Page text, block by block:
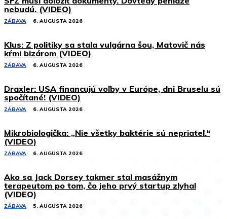
nebudú. (VIDEO)
ZÁBAVA 6. AUGUSTA 2026
Klus: Z politiky sa stala vulgárna šou, Matovič nás
kŕmi bizárom (VIDEO)
ZÁBAVA 6. AUGUSTA 2026
Draxler: USA financujú voľby v Európe, dni Bruselu sú
spočítané! (VIDEO)
ZÁBAVA 6. AUGUSTA 2026
Mikrobiologička: „Nie všetky baktérie sú nepriateľ.“
(VIDEO)
ZÁBAVA 6. AUGUSTA 2026
Ako sa Jack Dorsey takmer stal masážnym
terapeutom po tom, čo jeho prvý startup zlyhal
(VIDEO)
ZÁBAVA 5. AUGUSTA 2026